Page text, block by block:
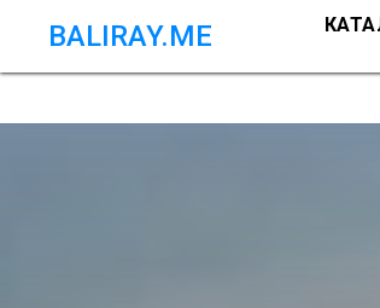
BALIRAY.ME